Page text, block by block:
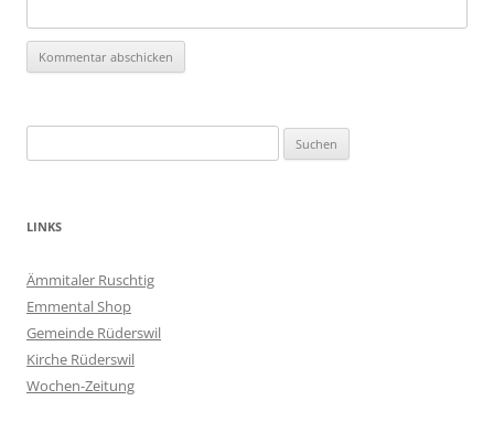
nach:
LINKS
Ämmitaler Ruschtig
Emmental Shop
Gemeinde Rüderswil
Kirche Rüderswil
Wochen-Zeitung